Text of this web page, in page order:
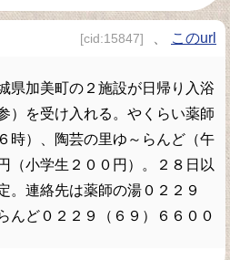
[cid:15847] このurl
県加美町の２施設が日帰り入浴
）を受け入れる。やくらい薬師
時）、陶芸の里ゆ～らんど（午
（小学生２００円）。２８日以
。連絡先は薬師の湯０２２９
んど０２２９（６９）６６００